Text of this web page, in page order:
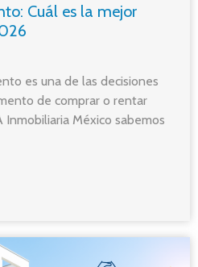
Cuál es la mejor
es una de las decisiones
de comprar o rentar
Inmobiliaria México sabemos